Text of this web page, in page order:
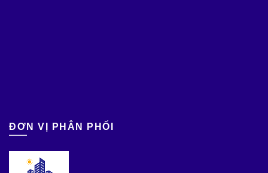
ĐƠN VỊ PHÂN PHỐI